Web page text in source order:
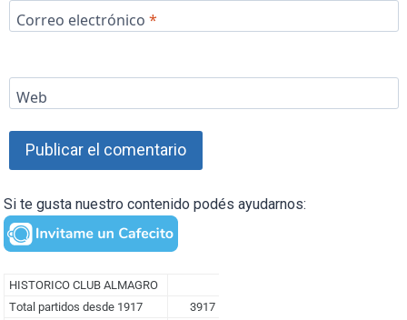
Correo electrónico *
Web
Si te gusta nuestro contenido podés ayudarnos: